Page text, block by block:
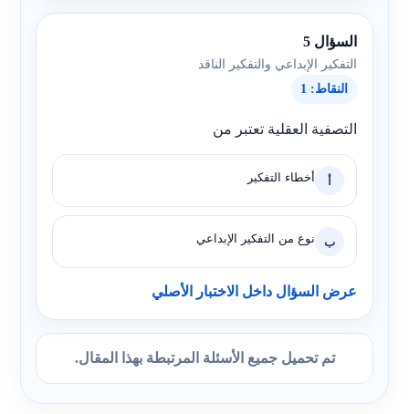
السؤال 5
التفكير الإبداعي والتفكير الناقد
النقاط: 1
التصفية العقلية تعتبر من
أ أخطاء التفكير
ب نوع من التفكير الإبداعي
عرض السؤال داخل الاختبار الأصلي
تم تحميل جميع الأسئلة المرتبطة بهذا المقال.